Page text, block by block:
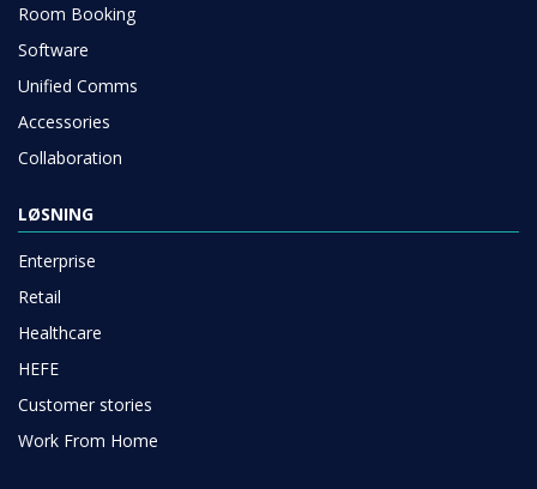
Room Booking
Software
Unified Comms
Accessories
Collaboration
LØSNING
Enterprise
Retail
Healthcare
HEFE
Customer stories
Work From Home